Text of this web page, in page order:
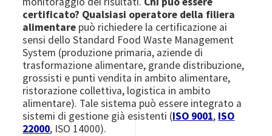
certificato? Qualsiasi operatore della filiera
alimentare può richiedere la certificazione ai
sensi dello Standard Food Waste Management
System (produzione primaria, aziende di
trasformazione alimentare, grande distribuzione,
grossisti e punti vendita in ambito alimentare,
ristorazione collettiva, logistica in ambito
alimentare). Tale sistema può essere integrato a
sistemi di gestione già esistenti (ISO 9001, ISO
22000, ISO 14000).